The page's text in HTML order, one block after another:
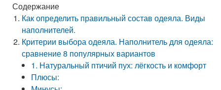
Содержание
Как определить правильный состав одеяла. Виды
наполнителей.
Критерии выбора одеяла. Наполнитель для одеяла:
сравнение 8 популярных вариантов
1. Натуральный птичий пух: лёгкость и комфорт
Плюсы: